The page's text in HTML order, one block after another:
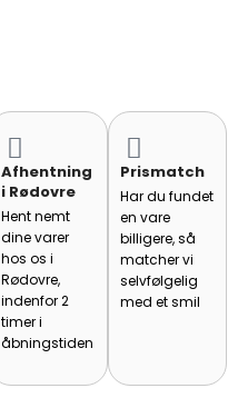
Afhentning
i Rødovre
Hent nemt
dine varer
hos os i
Rødovre,
indenfor 2
timer i
åbningstiden
Prismatch
Har du fundet
en vare
billigere, så
matcher vi
selvfølgelig
med et smil